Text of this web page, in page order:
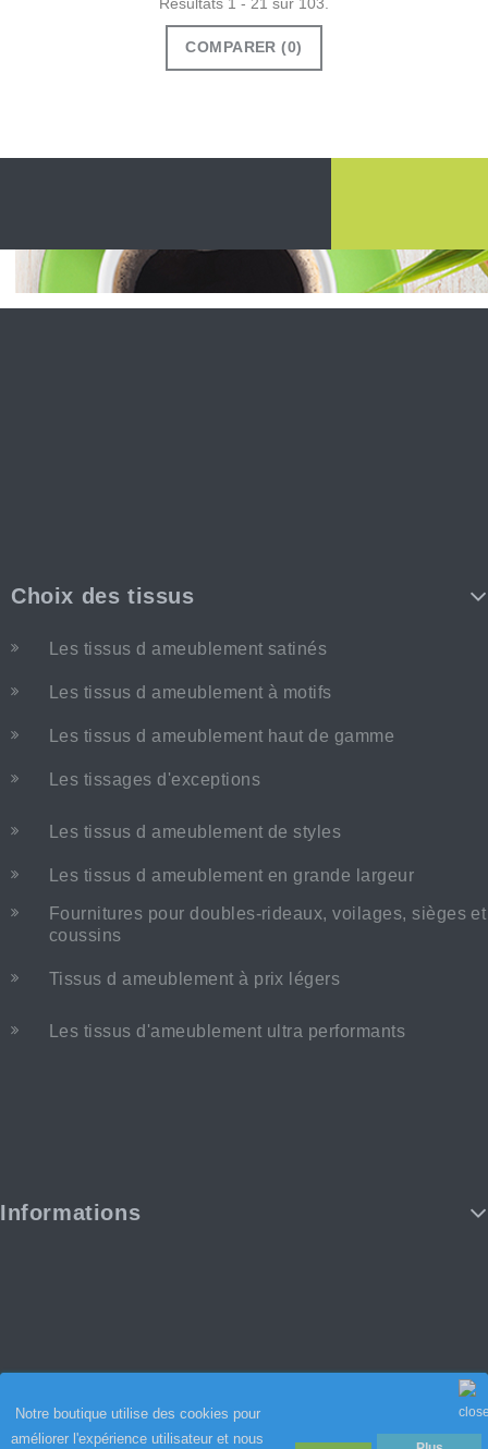
Notre boutique utilise des cookies pour
améliorer l'expérience utilisateur et nous
COMPARER (0)
Choix des tissus
Les tissus d ameublement satinés
Les tissus d ameublement à motifs
Les tissus d ameublement haut de gamme
Les tissages d'exceptions
Les tissus d ameublement de styles
Les tissus d ameublement en grande largeur
Fournitures pour doubles-rideaux, voilages, sièges et
coussins
Tissus d ameublement à prix légers
Les tissus d'ameublement ultra performants
Informations